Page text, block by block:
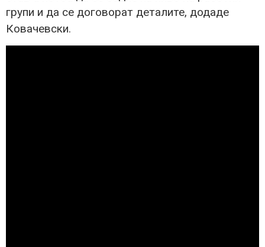
групи и да се договорат деталите, додаде
Ковачевски.